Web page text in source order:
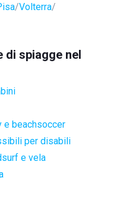
Volterra
di spiagge nel
e beachsoccer
per disabili
e vela